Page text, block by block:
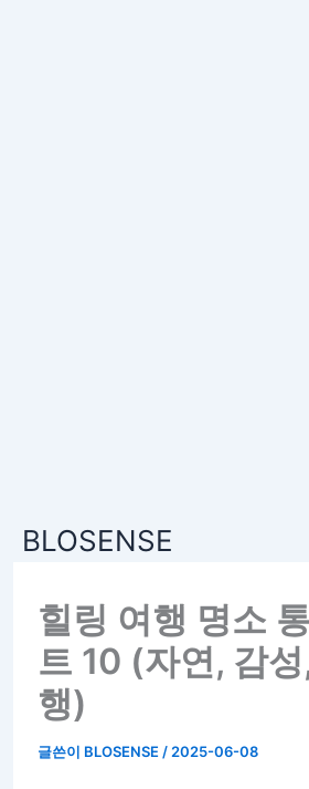
BLOSENSE
힐링 여행 명소
트 10 (자연, 감
행)
글쓴이 BLOSENSE / 2025-06-08